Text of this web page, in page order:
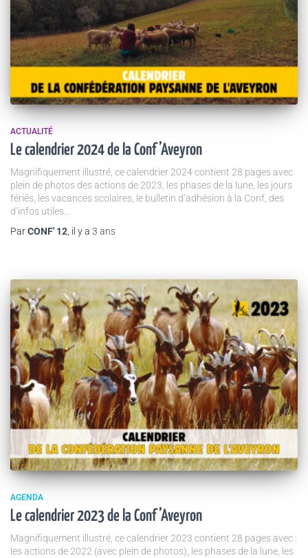
ACTUALITÉ
Le calendrier 2024 de la Conf’Aveyron
Magnifiquement illustré, ce calendrier 2024 contient 28 pages avec
plein de photos des actions de 2023, les phases de la lune, les jours
fériés, les vacances scolaires, le bulletin d’adhésion à la Conf, des
d’infos utiles…
ParCONF' 12 , il y a 3 ans
AGENDA
Le calendrier 2023 de la Conf’Aveyron
Magnifiquement illustré, ce calendrier 2023 contient 28 pages avec :
les actions de 2022 (avec plein de photos), les phases de la lune, les